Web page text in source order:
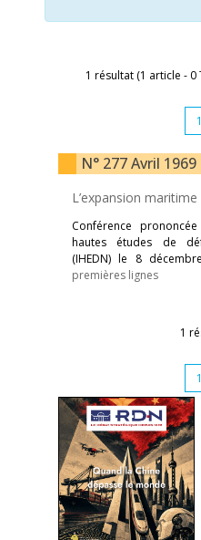
1 résultat (1 article - 0
1
N° 277 Avril
L’expansion maritime
Conférence
hautes études de
(IHEDN) le 8
premières lignes
1
1